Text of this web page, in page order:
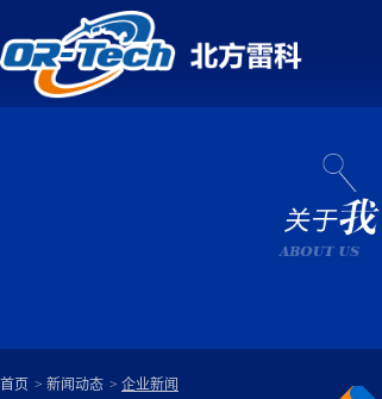
首页 新闻动态 企业新闻